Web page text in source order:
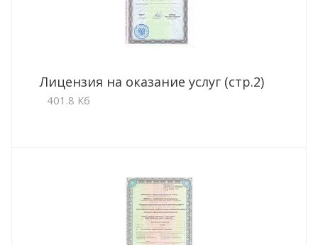
Лицензия на оказание услуг (стр.2)
401.8 Кб